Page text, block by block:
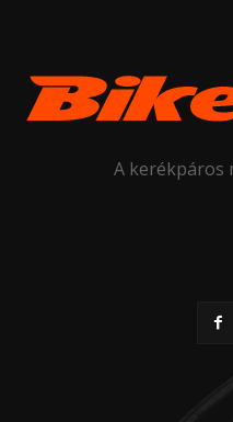
A kerékpáros